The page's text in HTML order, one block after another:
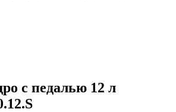
с педалью 12 л